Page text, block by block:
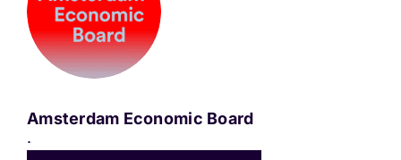
Amsterdam Economic Board
.